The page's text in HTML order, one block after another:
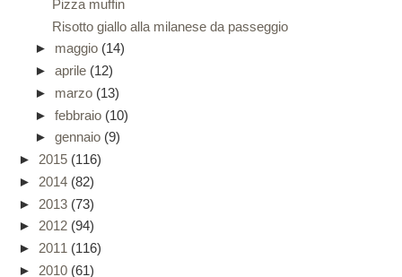
Pizza muffin
Risotto giallo alla milanese da passeggio
► maggio (14)
► aprile (12)
► marzo (13)
► febbraio (10)
► gennaio (9)
► 2015 (116)
► 2014 (82)
► 2013 (73)
► 2012 (94)
► 2011 (116)
► 2010 (61)